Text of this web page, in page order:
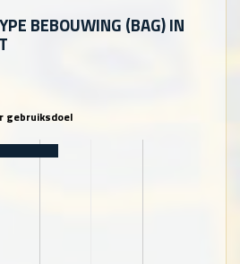
BEBOUWING (BAG) IN
gebruiksdoel